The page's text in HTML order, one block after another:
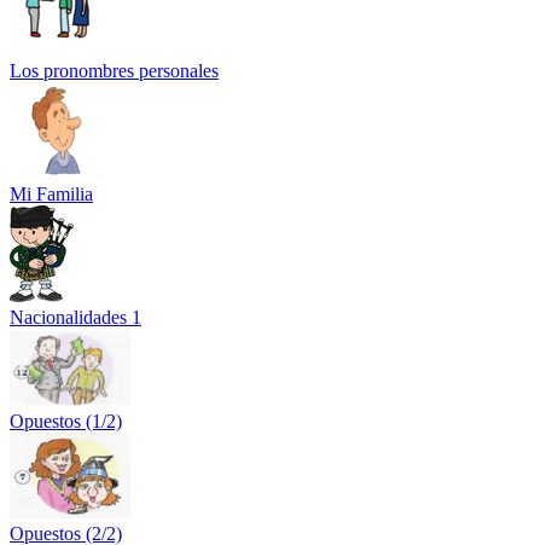
Los pronombres personales
Mi Familia
Nacionalidades 1
Opuestos (1/2)
Opuestos (2/2)